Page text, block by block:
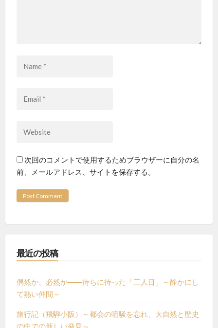
次回のコメントで使用するためブラウザーに自分の名
前、メールアドレス、サイトを保存する。
最近の投稿
偶然か、必然か――待ちに待った「三人目」～静かにし
て熱い仲間～
旅行記（飛騨小阪）～都会の喧騒を忘れ、大自然と歴史
の中での新しい発見～